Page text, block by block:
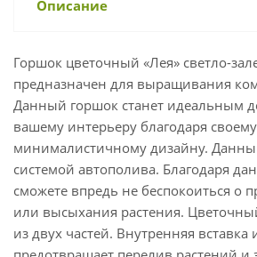
Описание
Горшок цветочный «Лея» светло-
предназначен для выращивания
Данный горшок станет идеальным
вашему интерьеру благодаря
минималистичному дизайну.
системой автополива. Благодаря
сможете впредь не беспокоиться о
или высыхания растения.
из двух частей. Внутренняя вставка